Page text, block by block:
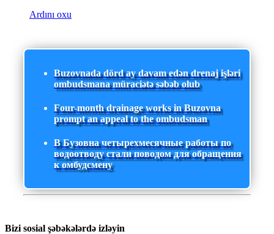
Ardını oxu
Buzovnada dörd ay davam edən drenaj işləri
ombudsmana müraciətə səbəb olub
Four-month drainage works in Buzovna
prompt an appeal to the ombudsman
В Бузовна четырехмесячные работы по
водоотводу стали поводом для обращения
к омбудсмену
Bizi sosial şəbəkələrdə izləyin